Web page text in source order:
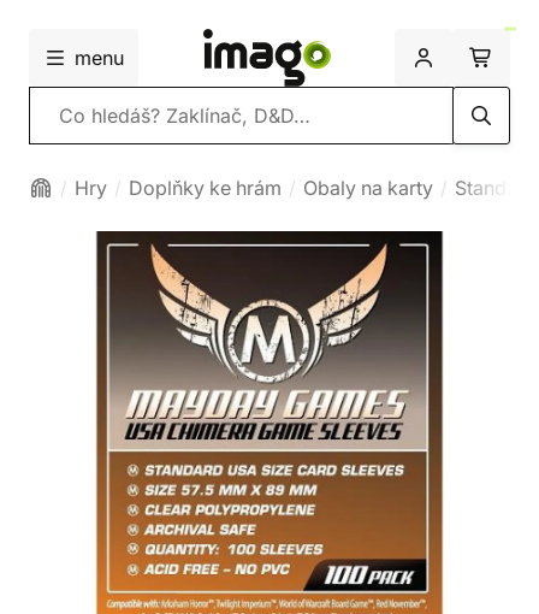
menu
Vyhledávání
Hry Doplňky ke hrám Obaly na karty